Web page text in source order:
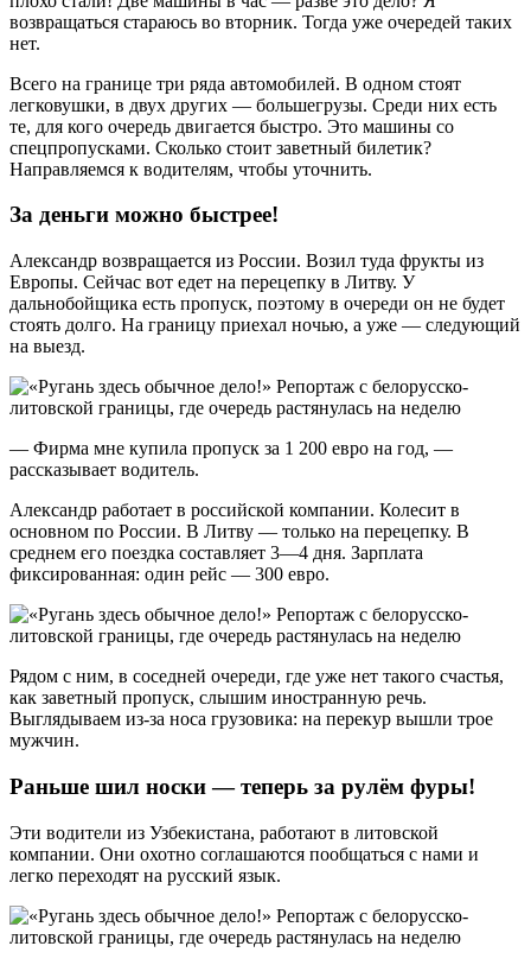
возвращаться стараюсь во вторник. Тогда уже очередей таких
нет.
Всего на границе три ряда автомобилей. В одном стоят
легковушки, в двух других — большегрузы. Среди них есть
те, для кого очередь двигается быстро. Это машины со
спецпропусками. Сколько стоит заветный билетик?
Направляемся к водителям, чтобы уточнить.
За деньги можно быстрее!
Александр возвращается из России. Возил туда фрукты из
Европы. Сейчас вот едет на перецепку в Литву. У
дальнобойщика есть пропуск, поэтому в очереди он не будет
стоять долго. На границу приехал ночью, а уже — следующий
на выезд.
— Фирма мне купила пропуск за 1 200 евро на год, —
рассказывает водитель.
Александр работает в российской компании. Колесит в
основном по России. В Литву — только на перецепку. В
среднем его поездка составляет 3—4 дня. Зарплата
фиксированная: один рейс — 300 евро.
Рядом с ним, в соседней очереди, где уже нет такого счастья,
как заветный пропуск, слышим иностранную речь.
Выглядываем из-за носа грузовика: на перекур вышли трое
мужчин.
Раньше шил носки — теперь за рулём фуры!
Эти водители из Узбекистана, работают в литовской
компании. Они охотно соглашаются пообщаться с нами и
легко переходят на русский язык.